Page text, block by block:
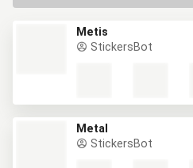
Metis
StickersBot
Metal
StickersBot